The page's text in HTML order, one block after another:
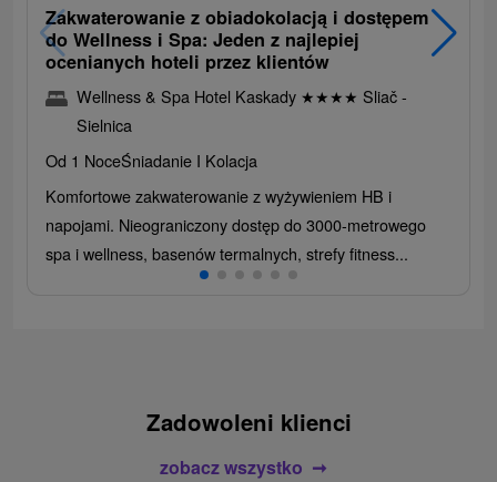
Zakwaterowanie z obiadokolacją i dostępem
do Wellness i Spa: Jeden z najlepiej
ocenianych hoteli przez klientów
Wellness & Spa Hotel Kaskady ★★★★ Sliač -
Sielnica
Od 1 NoceŚniadanie I Kolacja
Komfortowe zakwaterowanie z wyżywieniem HB i
napojami. Nieograniczony dostęp do 3000-metrowego
spa i wellness, basenów termalnych, strefy fitness...
Zadowoleni klienci
zobacz wszystko